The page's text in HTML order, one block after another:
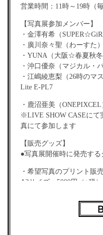
営業時間：11時～19時（
【写真展参加メンバー】
・金澤有希（
・廣川奈々聖（わーすた
・YUNA（大阪☆春夏秋
・沖口優奈（マジカル
・江嶋綾恵梨（26時の
Lite E-PL7
・鹿沼亜美（
※LIVE SHOW CASEにて
真にて参加します
【販売グッズ】
●写真展開催時に発売する
・希望写真のプリント販売
A3サイズ：5000円（+税）
※メンバーのサインを入
※A4サイズ以上で展示中